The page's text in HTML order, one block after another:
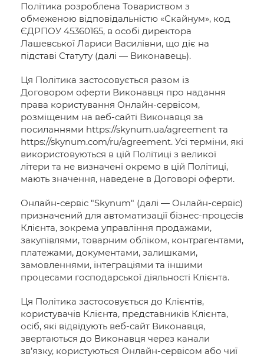
Політика розроблена Товариством з
обмеженою відповідальністю «Скайнум», код
ЄДРПОУ 45360165, в особі директора
Лашевської Лариси Василівни, що діє на
підставі Статуту (далі — Виконавець).
Ця Політика застосовується разом із
Договором оферти Виконавця про надання
права користування Онлайн-сервісом,
розміщеним на веб-сайті Виконавця за
посиланнями https://skynum.ua/agreement та
https://skynum.com/ru/agreement. Усі терміни, які
використовуються в цій Політиці з великої
літери та не визначені окремо в цій Політиці,
мають значення, наведене в Договорі оферти.
Онлайн-сервіс "Skynum" (далі — Онлайн-сервіс)
призначений для автоматизації бізнес-процесів
Клієнта, зокрема управління продажами,
закупівлями, товарним обліком, контрагентами,
платежами, документами, залишками,
замовленнями, інтеграціями та іншими
процесами господарської діяльності Клієнта.
Ця Політика застосовується до Клієнтів,
користувачів Клієнта, представників Клієнта,
осіб, які відвідують веб-сайт Виконавця,
звертаються до Виконавця через канали
зв’язку, користуються Онлайн-сервісом або чиї